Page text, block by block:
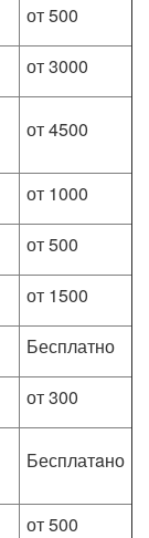
от 500
от 3000
от 4500
от 1000
от 500
от 1500
Бесплатно
от 300
Бесплатaно
от 500